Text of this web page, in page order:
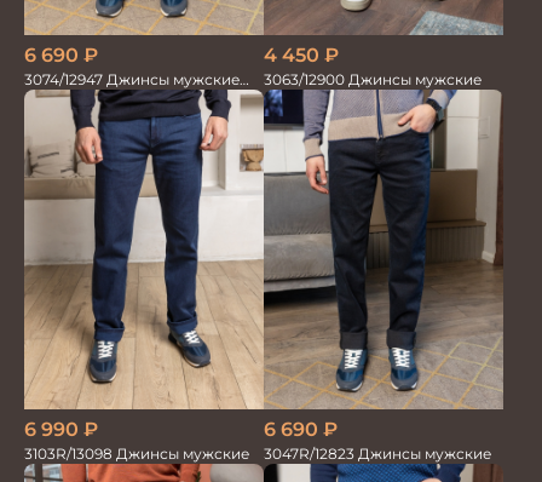
6 690 ₽
3074/12947 Джинсы мужские
диагональ т.син.
4 450 ₽
3063/12900 Джинсы мужские
6 990 ₽
3103R/13098 Джинсы мужские
6 690 ₽
3047R/12823 Джинсы мужские